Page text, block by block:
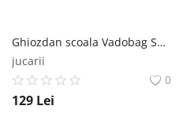
Ghiozdan scoala Vadobag Spiderman Fight Evil 4 compartimente 35 x 27 x 14 cm Vadobag
jucarii
0
129 Lei